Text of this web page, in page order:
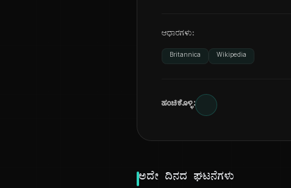
ಆಧಾರಗಳು:
Britannica Wikipedia
ಹಂಚಿಕೊಳ್ಳಿ:
ಅದೇ ದಿನದ ಘಟನೆಗಳು